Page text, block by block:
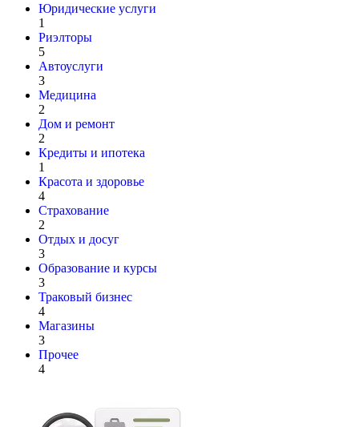
Юридические услуги
1
Риэлторы
5
Автоуслуги
3
Медицина
2
Дом и ремонт
2
Кредиты и ипотека
1
Красота и здоровье
4
Страхование
2
Отдых и досуг
3
Образование и курсы
3
Траковый бизнес
4
Магазины
3
Прочее
4